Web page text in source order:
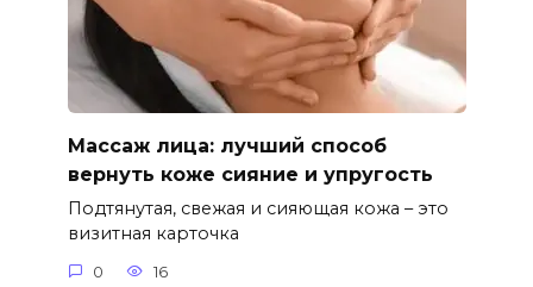
Массаж лица: лучший способ
вернуть коже сияние и упругость
Подтянутая, свежая и сияющая кожа – это
визитная карточка
0 16